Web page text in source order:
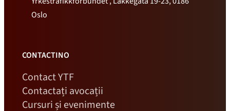
Oslo
CONTACTINO
Contact YTF
Contactați avocații
Cursuri și evenimente